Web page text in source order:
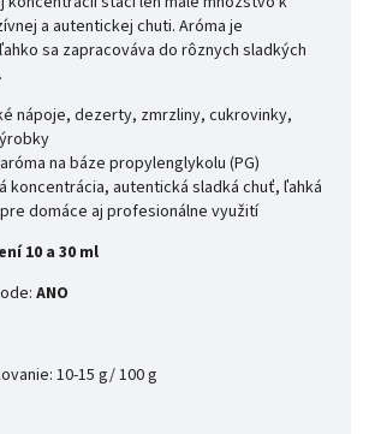
a autentickej chuti. Aróma je
sa zapracováva do rôznych sladkých
nápoje, dezerty, zmrzliny, cukrovinky,
na báze propylenglykolu (PG)
koncentrácia, autentická sladká chuť, ľahká
domáce aj profesionálne využití
10 a 30 ml
ANO
10-15 g/ 100 g